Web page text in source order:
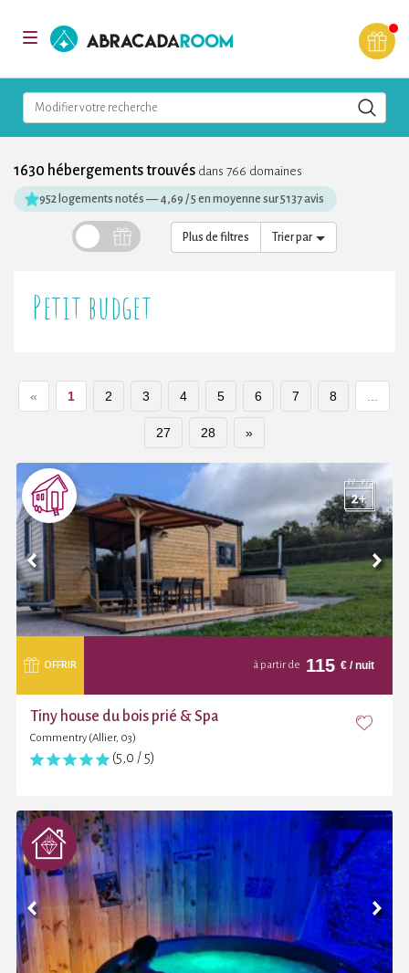
Toggle
AbracadaRoom
Modifier votre recherche
1630 hébergements trouvés dans 766 domaines
952 logements notés— 4,69 / 5 en moyenne sur 5137 avis
Plus de filtres
Petit budget
« 1 2 3 4 5 6 7 8 ...
27 28 »
OFFRIR à partir de 115 € / nuit
Tiny house du bois prié & Spa
Commentry (Allier, 03)
(5,0 / 5)